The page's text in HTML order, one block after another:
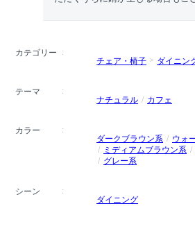
カテゴリー
チェア・椅子
ダイニン
テーマ
ナチュラル
カフェ
カラー
ダークブラウン系
ウォ
ミディアムブラウン系
グレー系
シーン
ダイニング